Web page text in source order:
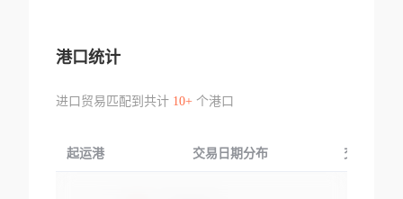
港口统计
进口贸易匹配到共计 10+个港口
起运港 交易日期分布 交易产品